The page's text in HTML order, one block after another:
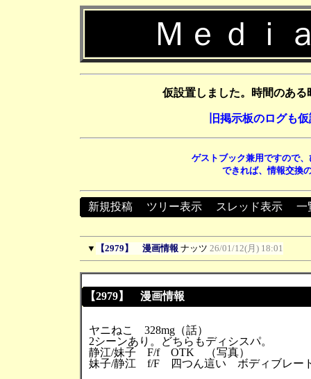
Ｍｅｄｉ
仮設置しました。時間のあ
旧掲示板のログも
ゲストブック兼用ですので
できれば、情報交換
新規投稿 ツリー表示 スレッド表示 一
▼ 【2979】 漫画情報 ナッツ 26/01/12(月) 18:01
【2979】 漫画情報
ヤニねこ 328mg（話）
2シーンあり。どちらもディシスパ。
静江/妹子 F/f OTK （写真）
妹子/静江 f/F 四つん這い ボディブレー